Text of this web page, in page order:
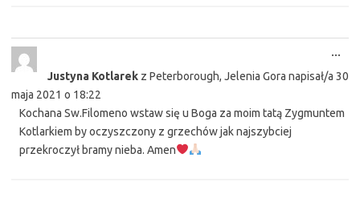
Justyna Kotlarek z Peterborough, Jelenia Gora napisał/a 30
maja 2021 o 18:22
Kochana Sw.Filomeno wstaw się u Boga za moim tatą Zygmuntem
Kotlarkiem by oczyszczony z grzechów jak najszybciej
przekroczył bramy nieba. Amen
...